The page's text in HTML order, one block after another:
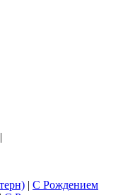
|
| С Рождением